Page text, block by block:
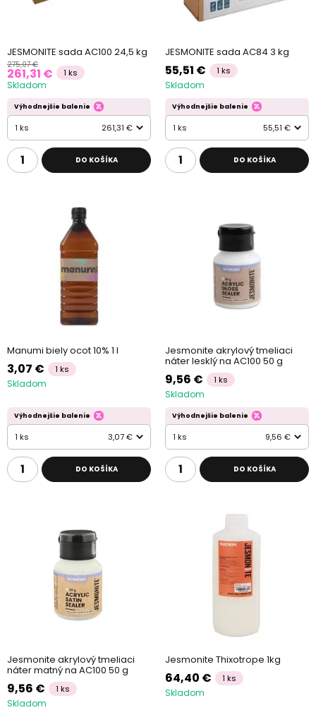
JESMONITE sada AC100 24,5 kg
275,07 €
261,31 € 1 ks
Skladom
Výhodnejšie balenie
1 ks 261,31 €
DO KOŠÍKA
JESMONITE sada AC84 3 kg
55,51 € 1 ks
Skladom
Výhodnejšie balenie
1 ks 55,51 €
DO KOŠÍKA
Manumi biely ocot 10% 1 l
3,07 € 1 ks
Skladom
Výhodnejšie balenie
1 ks 3,07 €
DO KOŠÍKA
Jesmonite akrylový tmeliaci
náter lesklý na AC100 50 g
9,56 € 1 ks
Skladom
Výhodnejšie balenie
1 ks 9,56 €
DO KOŠÍKA
Jesmonite akrylový tmeliaci
náter matný na AC100 50 g
9,56 € 1 ks
Skladom
Jesmonite Thixotrope 1kg
64,40 € 1 ks
Skladom